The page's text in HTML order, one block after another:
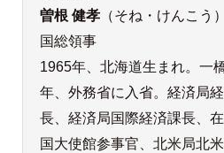
曽根 健孝（そね・けんこう
国総領事
1965年、北海道生まれ。一
年、外務省に入省。経済局
長、経済局国際経済課長、
国大使館参事官、北米局北